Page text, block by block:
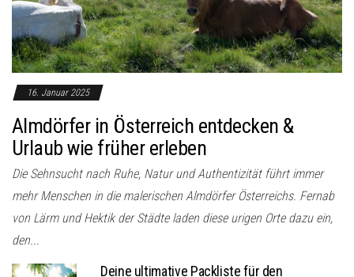
n
16. Januar 2025
Almdörfer in Österreich entdecken &
Urlaub wie früher erleben
Die Sehnsucht nach Ruhe, Natur und Authentizität führt immer
mehr Menschen in die malerischen Almdörfer Österreichs. Fernab
von Lärm und Hektik der Städte laden diese urigen Orte dazu ein,
den...
Deine ultimative Packliste für den